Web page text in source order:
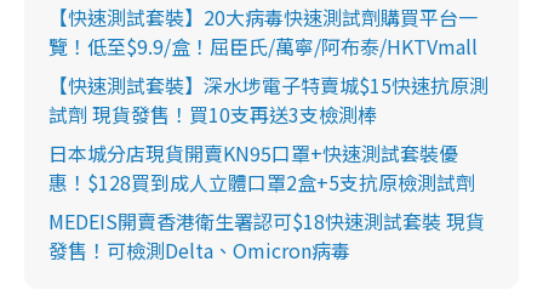
【快速測試套裝】20大病毒快速測試劑購買平台一
覽！低至$9.9/盒！屈臣氏/萬寧/阿布泰/HKTVmall
【快速測試套裝】深水埗電子特賣城$15快速抗原測
試劑 現貨發售！買10支再送3支檢測棒
日本城分店現貨開賣KN95口罩+快速測試套裝優
惠！$128買到成人立體口罩2盒+5支抗原檢測試劑
MEDEIS開賣香港衛生署認可$18快速測試套裝 現貨
發售！可檢測Delta、Omicron病毒